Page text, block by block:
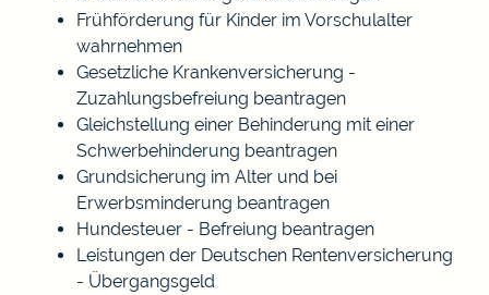
Frühförderung für Kinder im Vorschulalter
wahrnehmen
Gesetzliche Krankenversicherung -
Zuzahlungsbefreiung beantragen
Gleichstellung einer Behinderung mit einer
Schwerbehinderung beantragen
Grundsicherung im Alter und bei
Erwerbsminderung beantragen
Hundesteuer - Befreiung beantragen
Leistungen der Deutschen Rentenversicherung
- Übergangsgeld